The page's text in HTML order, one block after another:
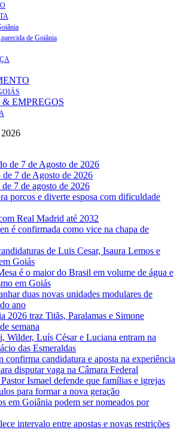
de Goiânia
EMPREGOS
de 7 de Agosto de 2026
7 de Agosto de 2026
7 de agosto de 2026
porcos e diverte esposa com dificuldade
Real Madrid até 2032
é confirmada como vice na chapa de
de Luis Cesar, Isaura Lemos e
Goiás
é o maior do Brasil em volume de água e
em Goiás
duas novas unidades modulares de
ano
2026 traz Titãs, Paralamas e Simone
semana
Wilder, Luís César e Luciana entram na
das Esmeraldas
confirma candidatura e aposta na experiência
disputar vaga na Câmara Federal
Ismael defende que famílias e igrejas
para formar a nova geração
em Goiânia podem ser nomeados por
intervalo entre apostas e novas restrições